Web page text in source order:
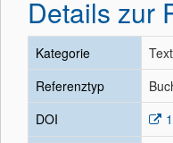
Details zur
Kategorie
Referenztyp
DOI